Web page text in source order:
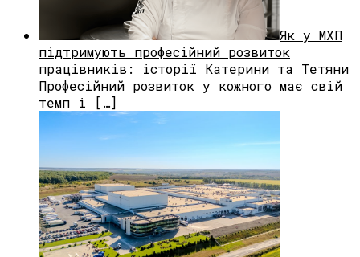
Як у МХП
підтримують професійний розвиток
працівників: історії Катерини та Тетяни
Професійний розвиток у кожного має свій
темп і […]